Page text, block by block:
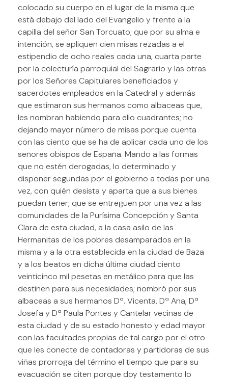
colocado su cuerpo en el lugar de la misma que
está debajo del lado del Evangelio y frente a la
capilla del señor San Torcuato; que por su alma e
intención, se apliquen cien misas rezadas a el
estipendio de ocho reales cada una, cuarta parte
por la colecturía parroquial del Sagrario y las otras
por los Señores Capitulares beneficiados y
sacerdotes empleados en la Catedral y además
que estimaron sus hermanos como albaceas que,
les nombran habiendo para ello cuadrantes; no
dejando mayor número de misas porque cuenta
con las ciento que se ha de aplicar cada uno de los
señores obispos de España. Mando a las formas
que no estén derogadas, lo determinado y
disponer segundas por el gobierno a todas por una
vez, con quién desista y aparta que a sus bienes
puedan tener; que se entreguen por una vez a las
comunidades de la Purísima Concepción y Santa
Clara de esta ciudad, a la casa asilo de las
Hermanitas de los pobres desamparados en la
misma y a la otra establecida en la ciudad de Baza
y a los beatos en dicha última ciudad ciento
veinticinco mil pesetas en metálico para que las
destinen para sus necesidades; nombró por sus
albaceas a sus hermanos Dª. Vicenta, Dª Ana, Dª
Josefa y Dª Paula Pontes y Cantelar vecinas de
esta ciudad y de su estado honesto y edad mayor
con las facultades propias de tal cargo por el otro
que les conecte de contadoras y partidoras de sus
viñas prorroga del término el tiempo que para su
evacuación se citen porque doy testamento lo